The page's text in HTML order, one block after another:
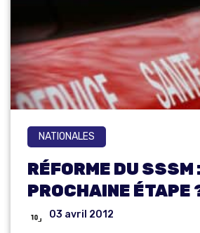
NATIONALES
RÉFORME DU SSSM
PROCHAINE ÉTAPE
03 avril 2012